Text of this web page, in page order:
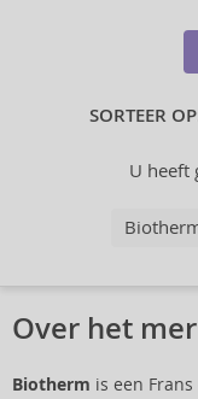
SORTEER
U heeft
Over het
Biotherm is een